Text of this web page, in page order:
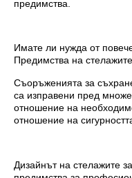
предимства.
Имате ли нужда от
Предимства на
Съоръженията за
са изправени пред
отношение на
отношение на
Дизайнът на стелажите